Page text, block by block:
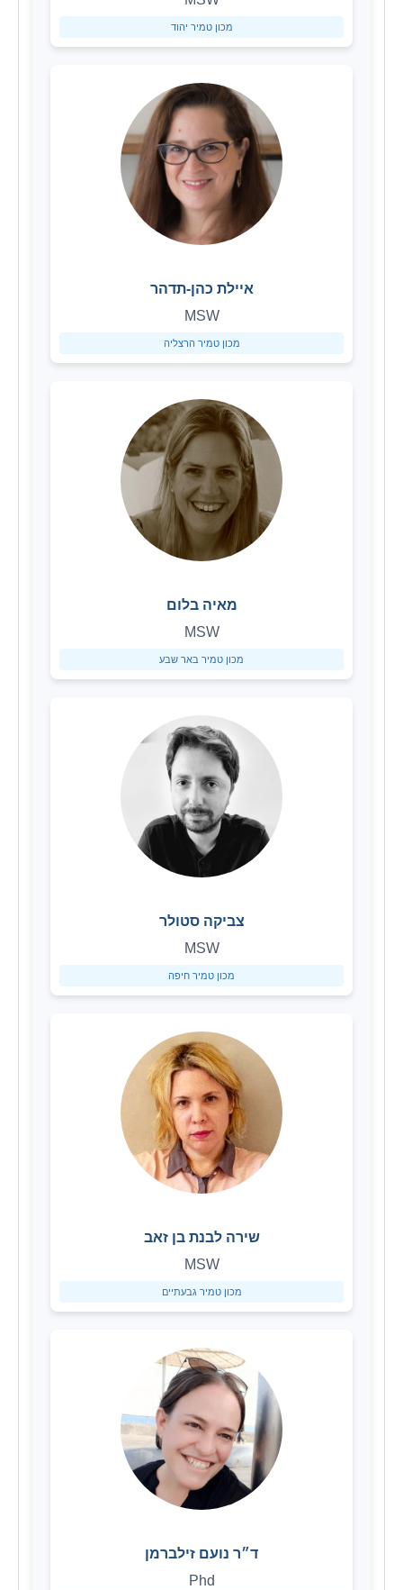
מכון טמיר יהוד
איילת כהן-תדהר
MSW
מכון טמיר הרצליה
מאיה בלום
MSW
מכון טמיר באר שבע
צביקה סטולר
MSW
מכון טמיר חיפה
שירה לבנת בן זאב
MSW
מכון טמיר גבעתיים
ד״ר נועם זילברמן
Phd